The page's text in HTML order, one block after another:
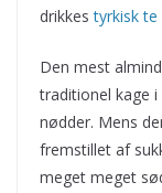
drikkestyrkisk te
Den mest
traditionel kage
nødder. Mens
fremstillet af
meget meget